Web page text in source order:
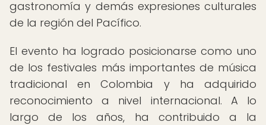
gastronomía y demás expresiones culturales
de la región del Pacífico.
El evento ha logrado posicionarse como uno
de los festivales más importantes de música
tradicional en Colombia y ha adquirido
reconocimiento a nivel internacional. A lo
largo de los años, ha contribuido a la